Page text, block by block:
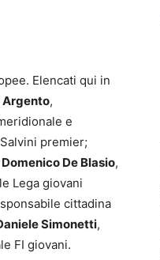
Elencati qui in
Argento,
e
premier;
Domenico De Blasio,
Lega giovani
cittadina
Simonetti,
FI giovani.